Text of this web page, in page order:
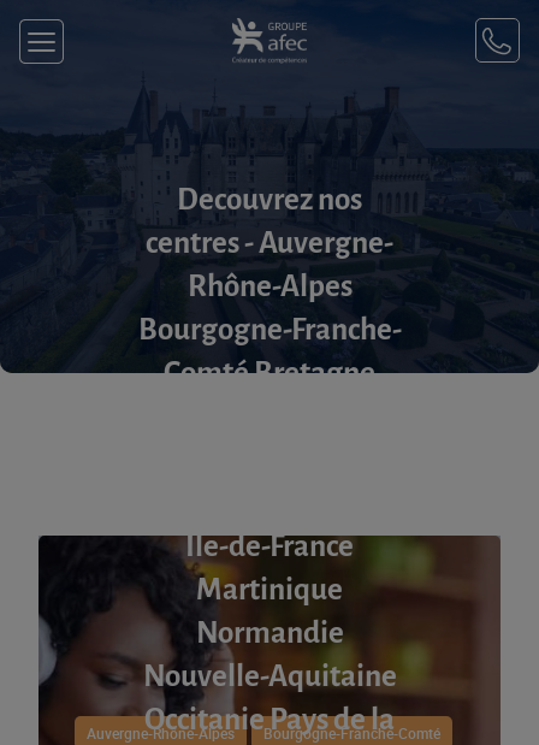
Decouvrez nos
centres - Auvergne-
Rhône-Alpes
Bourgogne-Franche-
Comté Bretagne
Île-de-France
Martinique
Normandie
Nouvelle-Aquitaine
Occitanie Pays de la
Auvergne-Rhône-Alpes Bourgogne-Franche-Comté